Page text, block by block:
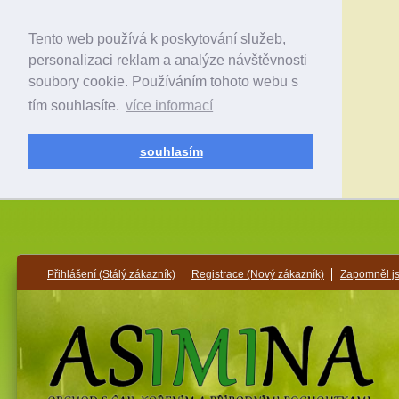
Tento web používá k poskytování služeb,
personalizaci reklam a analýze návštěvnosti
soubory cookie. Používáním tohoto webu s
tím souhlasíte. více informací
souhlasím
Přihlášení (Stálý zákazník) Registrace (Nový zákazník) Zapomněl